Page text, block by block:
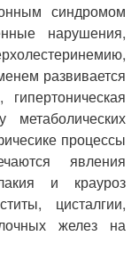
синдромом
нарушения,
развивается
процессы
явления
и крауроз
цисталгии,
желез на